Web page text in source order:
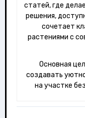
статей, где
решения,
сочетает
растениями с
Основная
создавать
на участке